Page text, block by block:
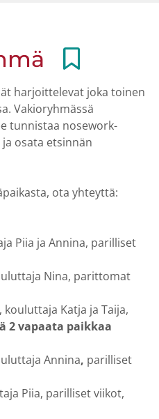
harjoittelevat joka toinen
Vakioryhmässä
tunnistaa nosework-
osata etsinnän
ota yhteyttä:
Piia ja Annina, parilliset
Nina, parittomat
kouluttaja Katja ja Taija,
2 vapaata paikkaa
Annina, parilliset
Piia, parilliset viikot,